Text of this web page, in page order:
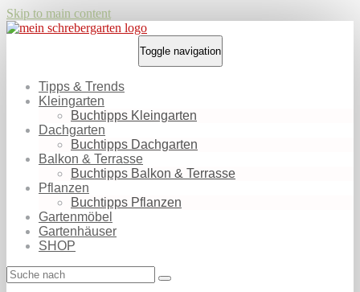
Skip to main content
Toggle navigation
Tipps & Trends
Kleingarten
Buchtipps Kleingarten
Dachgarten
Buchtipps Dachgarten
Balkon & Terrasse
Buchtipps Balkon & Terrasse
Pflanzen
Buchtipps Pflanzen
Gartenmöbel
Gartenhäuser
SHOP